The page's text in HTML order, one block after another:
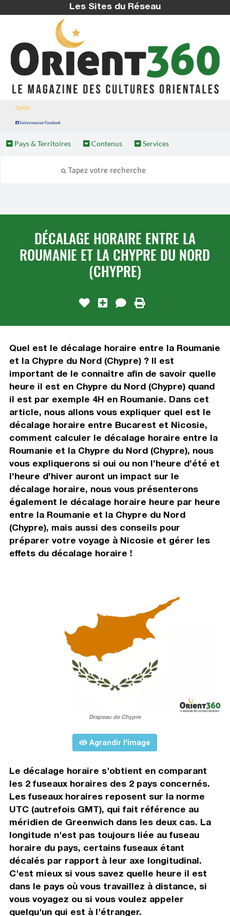
Les Sites du Réseau
Qatar
Suivez nous sur Facebook
Pays & Territoires Contenus Services
DÉCALAGE HORAIRE ENTRE LA
ROUMANIE ET LA CHYPRE DU NORD
(CHYPRE)
Quel est le décalage horaire entre la Roumanie
et la Chypre du Nord (Chypre) ? Il est
important de le connaître afin de savoir quelle
heure il est en Chypre du Nord (Chypre) quand
il est par exemple 4H en Roumanie. Dans cet
article, nous allons vous expliquer quel est le
décalage horaire entre Bucarest et Nicosie,
comment calculer le décalage horaire entre la
Roumanie et la Chypre du Nord (Chypre), nous
vous expliquerons si oui ou non l’heure d’été et
l’heure d’hiver auront un impact sur le
décalage horaire, nous vous présenterons
également le décalage horaire heure par heure
entre la Roumanie et la Chypre du Nord
(Chypre), mais aussi des conseils pour
préparer votre voyage à Nicosie et gérer les
effets du décalage horaire !
Drapeau de Chypre
Agrandir l'image
Le décalage horaire s'obtient en comparant
les 2 fuseaux horaires des 2 pays concernés.
Les fuseaux horaires reposent sur la norme
UTC (autrefois GMT), qui fait référence au
méridien de Greenwich dans les deux cas. La
longitude n'est pas toujours liée au fuseau
horaire du pays, certains fuseaux étant
décalés par rapport à leur axe longitudinal.
C'est mieux si vous savez quelle heure il est
dans le pays où vous travaillez à distance, si
vous voyagez ou si vous voulez appeler
quelqu'un qui est à l'étranger.